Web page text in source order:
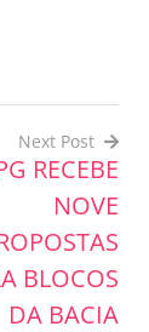
Next Post
RECEBE
NOVE
BLOCOS
DA BACIA